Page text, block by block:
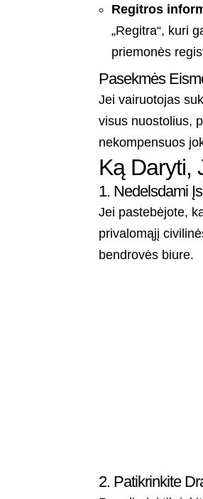
Regitros
„Regitra“, kuri
priemonės
Pasekmės
Jei vairuotojas
visus nuostolius,
nekompensuos
Ką Daryti,
1. Nedelsdami
Jei pastebėjote,
privalomąjį
bendrovės biure.
2. Patikrinkite